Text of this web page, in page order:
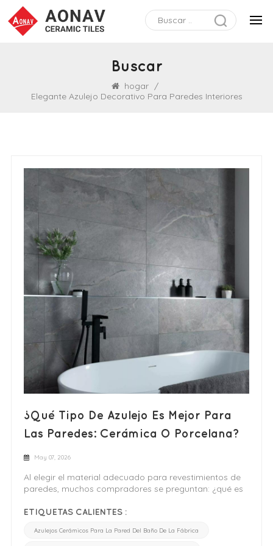
Buscar
hogar /
Elegante Azulejo Decorativo Para Paredes Interiores
¿Qué Tipo De Azulejo Es Mejor Para
Las Paredes: Cerámica O Porcelana?
May 07, 2026
Al elegir el material adecuado para revestimientos de
paredes, muchos compradores se preguntan: ¿qué es
se utilizan ampliamente en el diseño de interiores,
rendimiento, apariencia y precio. Comprender estas
ETIQUETAS CALIENTES :
Azulejos Cerámicos Para La Pared Del Baño De La Fábrica